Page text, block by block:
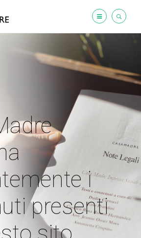
i
presenti